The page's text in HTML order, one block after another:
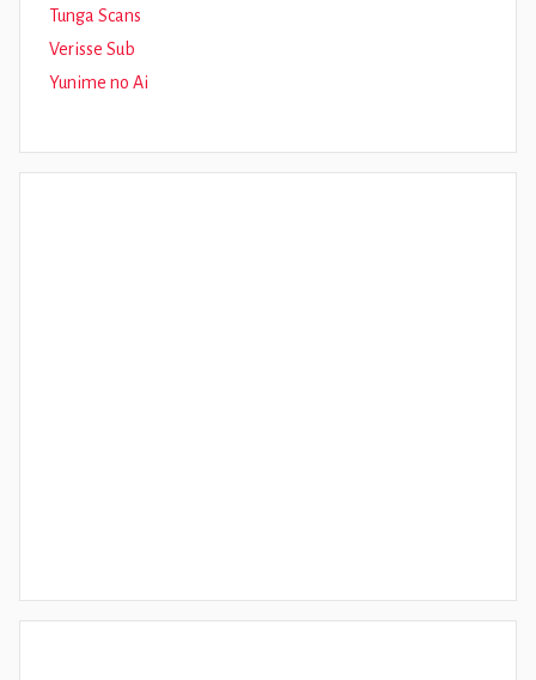
Tunga Scans
Verisse Sub
Yunime no Ai